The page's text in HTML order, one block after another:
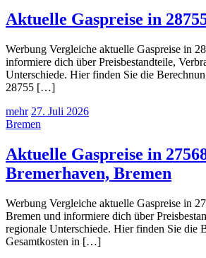
Aktuelle Gaspreise in
Werbung Vergleiche aktuelle Gaspreise in
informiere dich über Preisbestandteile,
Unterschiede. Hier finden Sie die
28755 […]
mehr 27. Juli 2026
Bremen
Aktuelle Gaspreise in
Bremerhaven, Bremen
Werbung Vergleiche aktuelle Gaspreise in
Bremen und informiere dich über
regionale Unterschiede. Hier finden Sie die
Gesamtkosten in […]